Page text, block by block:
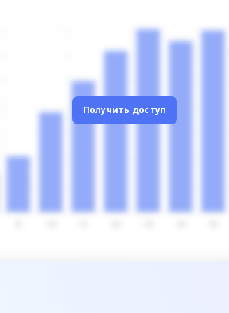
Получить доступ